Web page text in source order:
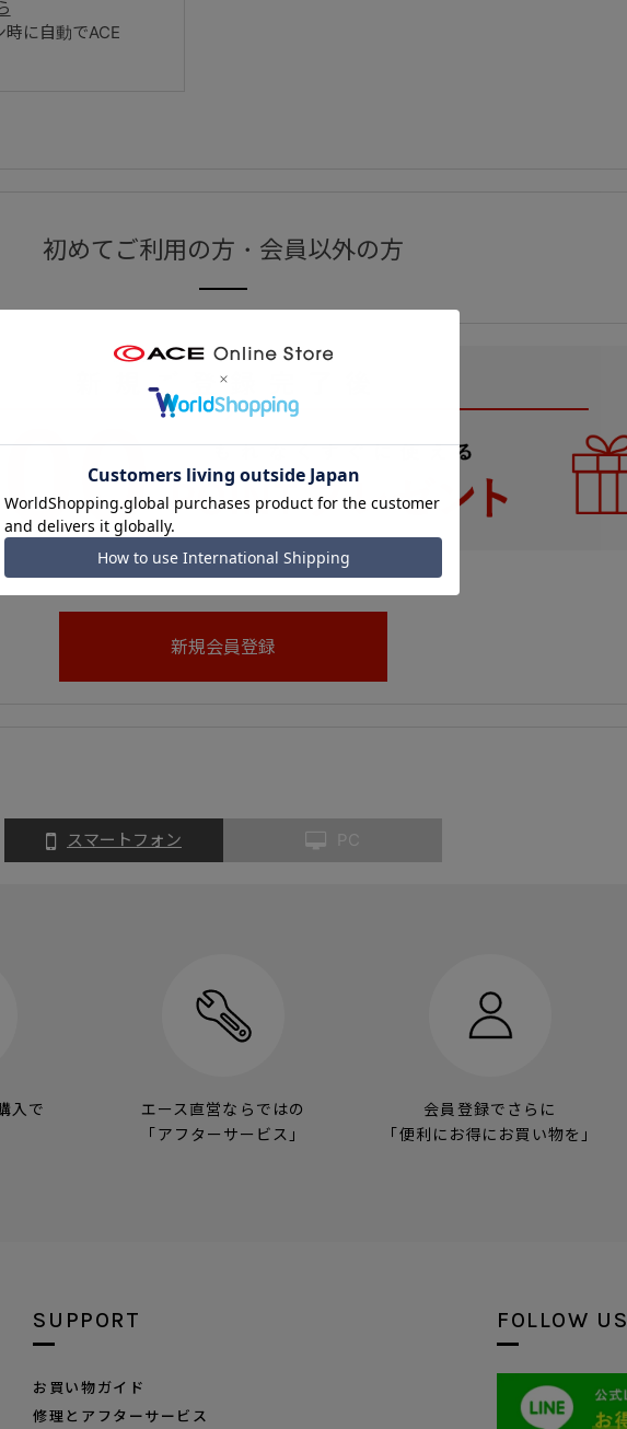
に自動でACE
初めてご利用の方・会員以外の方
スマートフォン PC
入で
エース直営ならではの
「アフターサービス」
会員登録でさらに
「便利にお得にお買い物を」
SUPPORT
お買い物ガイド
修理とアフターサービス
FOLLOW US